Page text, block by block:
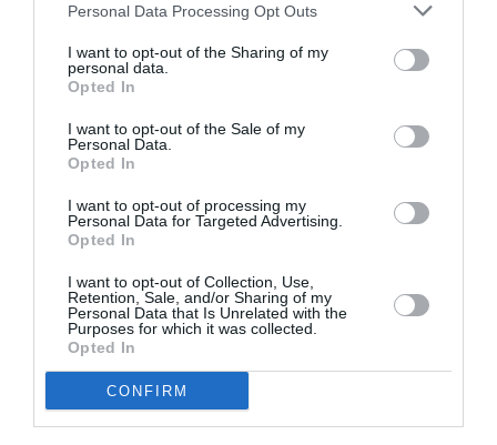
Personal Data Processing Opt Outs
I want to opt-out of the Sharing of my
personal data.
Opted In
I want to opt-out of the Sale of my
Personal Data.
Opted In
I want to opt-out of processing my
Personal Data for Targeted Advertising.
Opted In
I want to opt-out of Collection, Use,
Retention, Sale, and/or Sharing of my
Personal Data that Is Unrelated with the
Purposes for which it was collected.
Opted In
CONFIRM
artă modernă care îndeamnă la relaxare. Lipit de
palat este Teatrul san Carlo, cel mai vechi teatru liric
din lume, pe scena căruia au interpretat artişti ca
Gioacchino Rossini și Gaetano Donizetti.
Biblioteca
națională pastrează peste un milion şi jumătate de
celebrele papirusuri de la Herculane. În fața palatului
la intrare doi lei sculptați de Antonio Canova.
500 de metri mai încolo, turistul nu poate ocoli
mai faimos bar terasa din oraş, Gambrinus, fondat
în 1860, de unde încep arterele comerciale (Via